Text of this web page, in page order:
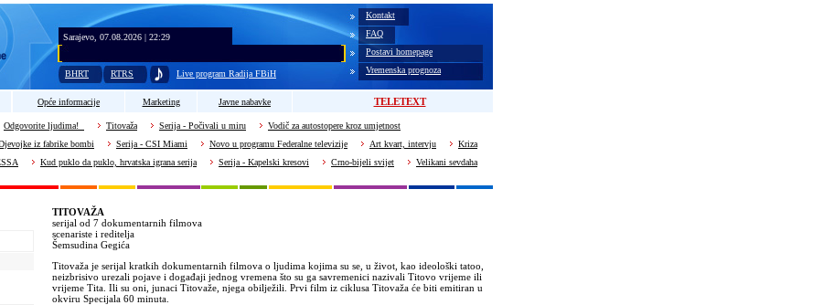
Sarajevo, 07.08.2026 | 22:29
BHRT RTRS Live program Radija FBiH
Kontakt
FAQ
Postavi homepage
Vremenska prognoza
Opće informacije Marketing Javne nabavke TELETEXT
Odgovorite ljudima! Titovaža Serija - Počivali u miru
Vodič za autostopere kroz umjetnost
iz fabrike bombi Serija - CSI Miami Novo u programu Federalne televizije Art kvart, intervju
Kriza
Kud puklo da puklo, hrvatska igrana serija Serija - Kapelski kresovi Crno-bijeli svijet
Velikani sevdaha
TITOVAŽA
serijal od 7 dokumentarnih filmova
scenariste i reditelja
Šemsudina Gegića
Titovaža je serijal kratkih dokumentarnih filmova o ljudima kojima su se, u život, kao ideološki tatoo,
neizbrisivo urezali pojave i događaji jednog vremena što su ga savremenici nazivali Titovo vrijeme ili
vrijeme Tita. Ili su oni, junaci Titovaže, njega obilježili. Prvi film iz ciklusa Titovaža će biti emitiran u
okviru Specijala 60 minuta.